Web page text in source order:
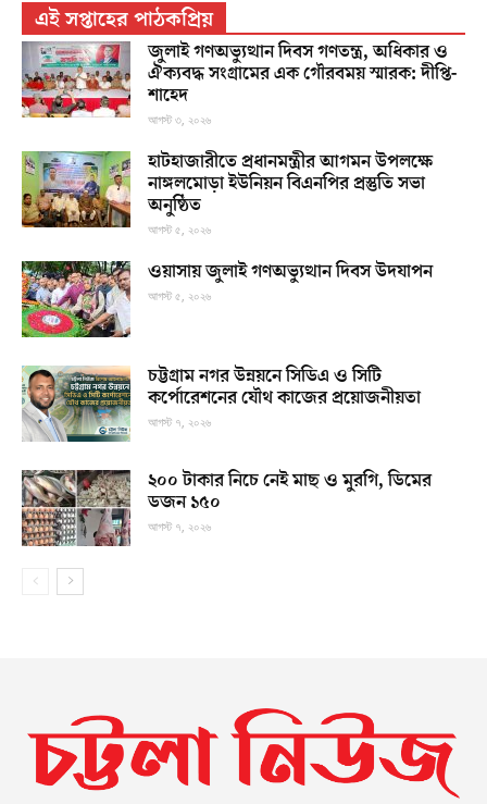
এই সপ্তাহের পাঠকপ্রিয়
জুলাই গণঅভ্যুত্থান দিবস গণতন্ত্র, অধিকার ও
ঐক্যবদ্ধ সংগ্রামের এক গৌরবময় স্মারক: দীপ্তি-
শাহেদ
আগস্ট ৩, ২০২৬
হাটহাজারীতে প্রধানমন্ত্রীর আগমন উপলক্ষে
নাঙ্গলমোড়া ইউনিয়ন বিএনপির প্রস্তুতি সভা
অনুষ্ঠিত
আগস্ট ৫, ২০২৬
ওয়াসায় জুলাই গণঅভ্যুত্থান দিবস উদযাপন
আগস্ট ৫, ২০২৬
চট্টগ্রাম নগর উন্নয়নে সিডিএ ও সিটি
কর্পোরেশনের যৌথ কাজের প্রয়োজনীয়তা
আগস্ট ৭, ২০২৬
২০০ টাকার নিচে নেই মাছ ও মুরগি, ডিমের
ডজন ১৫০
আগস্ট ৭, ২০২৬